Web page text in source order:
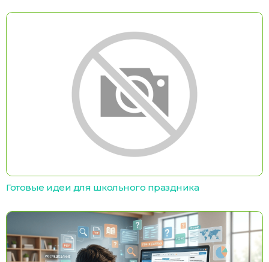
Готовые идеи для школьного праздника